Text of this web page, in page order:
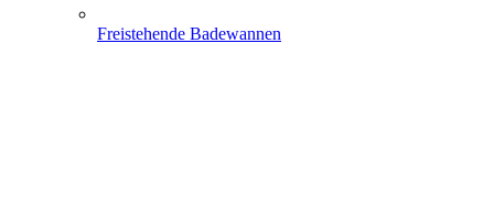
Freistehende Badewannen